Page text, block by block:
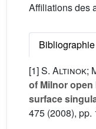
Affiliations des
Bibliographie
[1]S. Altınok;
of Milnor
surface
475 (2008), pp.